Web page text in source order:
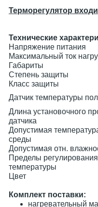
Терморегулятор
Технические
Напряжение питания
Максимальный ток
Габариты
Степень защиты
Класс защиты
Датчик температуры
Длина установочного
датчика
Допустимая
среды
Допустимая отн.
Пределы регулирования
температуры
Цвет
Комплект поставки:
нагревательный